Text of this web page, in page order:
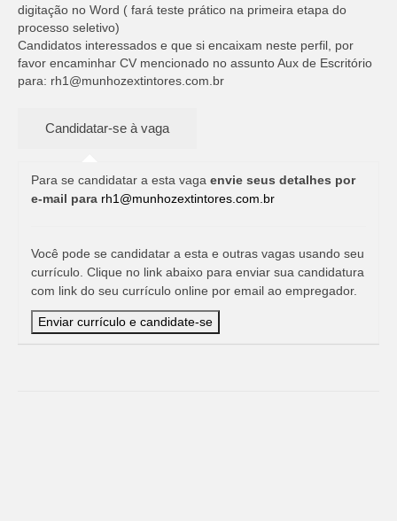
digitação no Word ( fará teste prático na primeira etapa do
processo seletivo)
Candidatos interessados e que si encaixam neste perfil, por
favor encaminhar CV mencionado no assunto Aux de Escritório
para: rh1@munhozextintores.com.br
Para se candidatar a esta vaga envie seus detalhes por
e-mail para rh1@munhozextintores.com.br
Você pode se candidatar a esta e outras vagas usando seu
currículo. Clique no link abaixo para enviar sua candidatura
com link do seu currículo online por email ao empregador.